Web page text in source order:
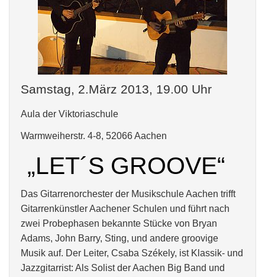
Samstag, 2.März 2013, 19.00 Uhr
Aula der Viktoriaschule
Warmweiherstr. 4-8, 52066 Aachen
„LET´S GROOVE“
Das Gitarrenorchester der Musikschule Aachen trifft
Gitarrenkünstler Aachener Schulen und führt nach
zwei Probephasen bekannte Stücke von Bryan
Adams, John Barry, Sting, und andere groovige
Musik auf. Der Leiter, Csaba Székely, ist Klassik- und
Jazzgitarrist: Als Solist der Aachen Big Band und